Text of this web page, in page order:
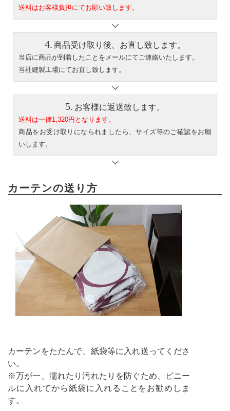
送料はお客様負担にてお願い致します。
商品受け取り後、お直し致します。
当店に商品が到着したことをメールにてご連絡いたします。
当社縫製工場にてお直し致します。
お客様に返送致します。
送料は一律1,320円となります。
商品をお受け取りになられましたら、サイズ等のご確認をお願
いします。
カーテンの送り方
カーテンをたたんで、紙袋等に入れ送ってくださ
い。
※万が一、濡れたり汚れたりを防ぐため、ビニー
ルに入れてから紙袋に入れることをお勧めしま
す。